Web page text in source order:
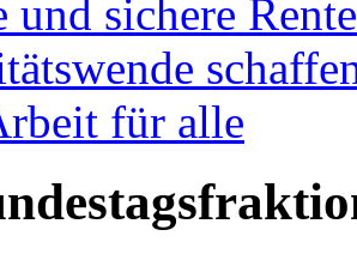
und sichere
für alle